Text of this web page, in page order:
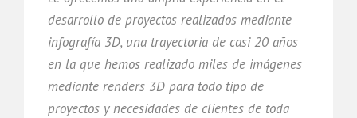
desarrollo de proyectos realizados mediante
infografía 3D, una trayectoria de casi 20 años
en la que hemos realizado miles de imágenes
mediante renders 3D para todo tipo de
proyectos y necesidades de clientes de toda